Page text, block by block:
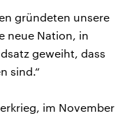
gründeten unsere
neue Nation, in
geweiht, dass
sind.“
im November